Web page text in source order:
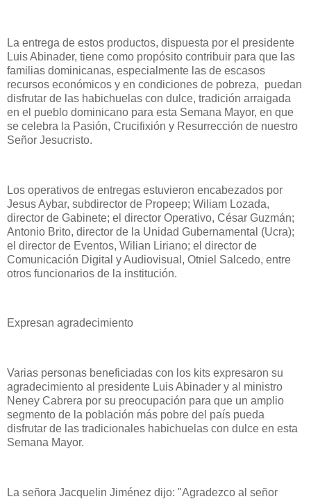
La entrega de estos productos, dispuesta por el presidente
Luis Abinader, tiene como propósito contribuir para que las
familias dominicanas, especialmente las de escasos
recursos económicos y en condiciones de pobreza, puedan
disfrutar de las habichuelas con dulce, tradición arraigada
en el pueblo dominicano para esta Semana Mayor, en que
se celebra la Pasión, Crucifixión y Resurrección de nuestro
Señor Jesucristo.
Los operativos de entregas estuvieron encabezados por
Jesus Aybar, subdirector de Propeep; Wiliam Lozada,
director de Gabinete; el director Operativo, César Guzmán;
Antonio Brito, director de la Unidad Gubernamental (Ucra);
el director de Eventos, Wilian Liriano; el director de
Comunicación Digital y Audiovisual, Otniel Salcedo, entre
otros funcionarios de la institución.
Expresan agradecimiento
Varias personas beneficiadas con los kits expresaron su
agradecimiento al presidente Luis Abinader y al ministro
Neney Cabrera por su preocupación para que un amplio
segmento de la población más pobre del país pueda
disfrutar de las tradicionales habichuelas con dulce en esta
Semana Mayor.
La señora Jacquelin Jiménez dijo: "Agradezco al señor